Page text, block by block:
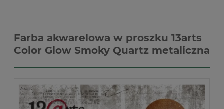
Farba akwarelowa w proszku 13arts
Color Glow Smoky Quartz metaliczna